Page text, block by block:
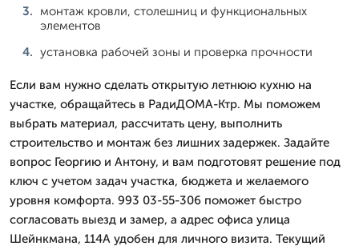
монтаж кровли, столешниц и функциональных
элементов
установка рабочей зоны и проверка прочности
Если вам нужно сделать открытую летнюю кухню на
участке, обращайтесь в РадиДОМА-Ктр. Мы поможем
выбрать материал, рассчитать цену, выполнить
строительство и монтаж без лишних задержек. Задайте
вопрос Георгию и Антону, и вам подготовят решение под
ключ с учетом задач участка, бюджета и желаемого
уровня комфорта. 993 03-55-306 поможет быстро
согласовать выезд и замер, а адрес офиса улица
Шейнкмана, 114А удобен для личного визита. Текущий